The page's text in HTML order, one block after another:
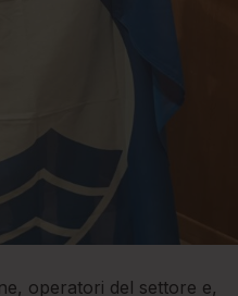
operatori del settore e,